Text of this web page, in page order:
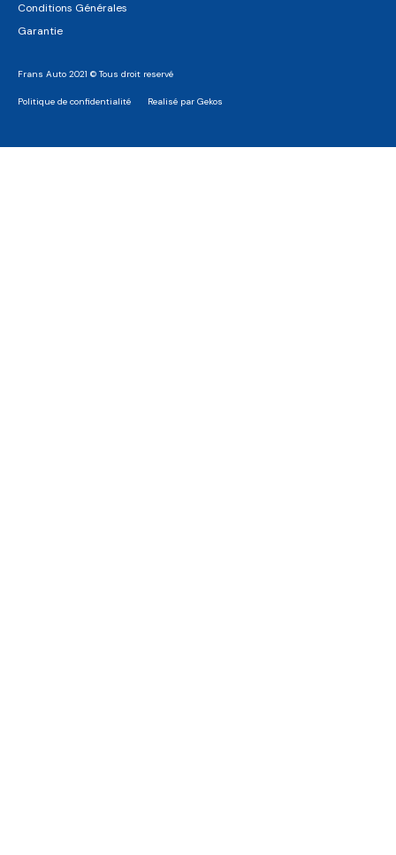
Conditions Générales
Garantie
Frans Auto 2021 © Tous droit reservé
Politique de confidentialité Realisé par Gekos